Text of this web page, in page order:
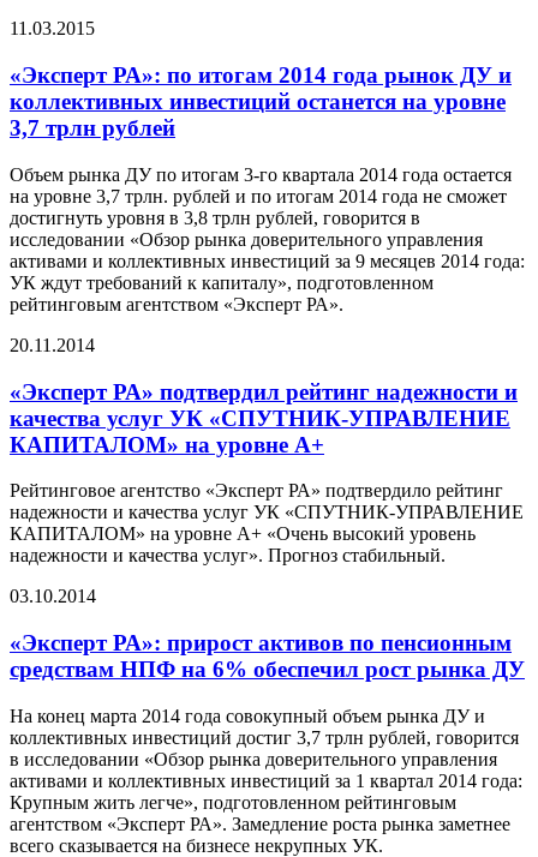
11.03.2015
«Эксперт РА»: по итогам 2014 года рынок ДУ и
коллективных инвестиций останется на уровне
3,7 трлн рублей
Объем рынка ДУ по итогам 3-го квартала 2014 года остается
на уровне 3,7 трлн. рублей и по итогам 2014 года не сможет
достигнуть уровня в 3,8 трлн рублей, говорится в
исследовании «Обзор рынка доверительного управления
активами и коллективных инвестиций за 9 месяцев 2014 года:
УК ждут требований к капиталу», подготовленном
рейтинговым агентством «Эксперт РА».
20.11.2014
«Эксперт РА» подтвердил рейтинг надежности и
качества услуг УК «СПУТНИК-УПРАВЛЕНИЕ
КАПИТАЛОМ» на уровне А+
Рейтинговое агентство «Эксперт РА» подтвердило рейтинг
надежности и качества услуг УК «СПУТНИК-УПРАВЛЕНИЕ
КАПИТАЛОМ» на уровне А+ «Очень высокий уровень
надежности и качества услуг». Прогноз стабильный.
03.10.2014
«Эксперт РА»: прирост активов по пенсионным
средствам НПФ на 6% обеспечил рост рынка ДУ
На конец марта 2014 года совокупный объем рынка ДУ и
коллективных инвестиций достиг 3,7 трлн рублей, говорится
в исследовании «Обзор рынка доверительного управления
активами и коллективных инвестиций за 1 квартал 2014 года:
Крупным жить легче», подготовленном рейтинговым
агентством «Эксперт РА». Замедление роста рынка заметнее
всего сказывается на бизнесе некрупных УК.